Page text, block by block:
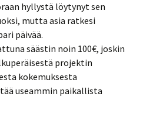
hyllystä löytynyt sen
mutta asia ratkesi
päivää.
säästin noin 100€, joskin
projektin
kokemuksesta
useammin paikallista